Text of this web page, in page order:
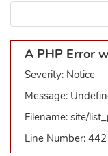
A PHP Error
Severity: Notice
Message:
Filename: site/
Line Number: 442